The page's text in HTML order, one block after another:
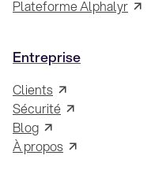
Plateforme Alphalyr
Entreprise
Clients
Sécurité
Blog
À propos